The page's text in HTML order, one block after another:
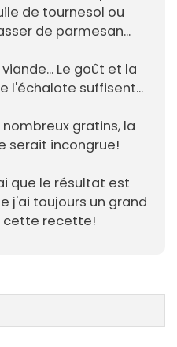
de tournesol ou
de parmesan...
Le goût et la
l'échalote suffisent...
gratins, la
serait incongrue!
que le résultat est
j'ai toujours un grand
cette recette!